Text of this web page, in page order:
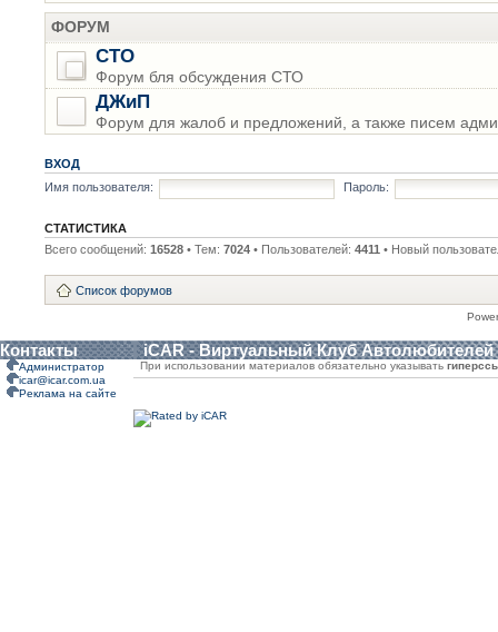
ФОРУМ
СТО
Форум бля обсуждения СТО
ДЖиП
Форум для жалоб и предложений, а также писем
ВХОД
Имя пользователя:
Пароль:
СТАТИСТИКА
Всего сообщений: 16528 • Тем: 7024 • Пользователей: 4411 • Новый
Список форумов
Контакты iCAR - Виртуальный Клуб Автолюбителей
Администратор
icar@icar.com.ua
Реклама на сайте
При использовании материалов обязательно указывать